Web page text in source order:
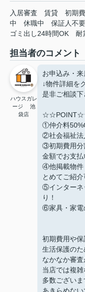
入居審査 賃貸 初期
中
休職中 保証人不要
ゴミ出し24時間OK
耐
担当者のコメント
ハウスガレ
ージ 池
袋店
お申込み・
↓物件詳細を
是非ご相談下
①仲介料
②社会福祉法
③初期費用分
金額でお支払
④他掲載物件
とめてご紹介
⑤インターネ
り！
⑥家具・家電
初期費用や
生活保護の
なかなか審査
当店では複
多数ございま